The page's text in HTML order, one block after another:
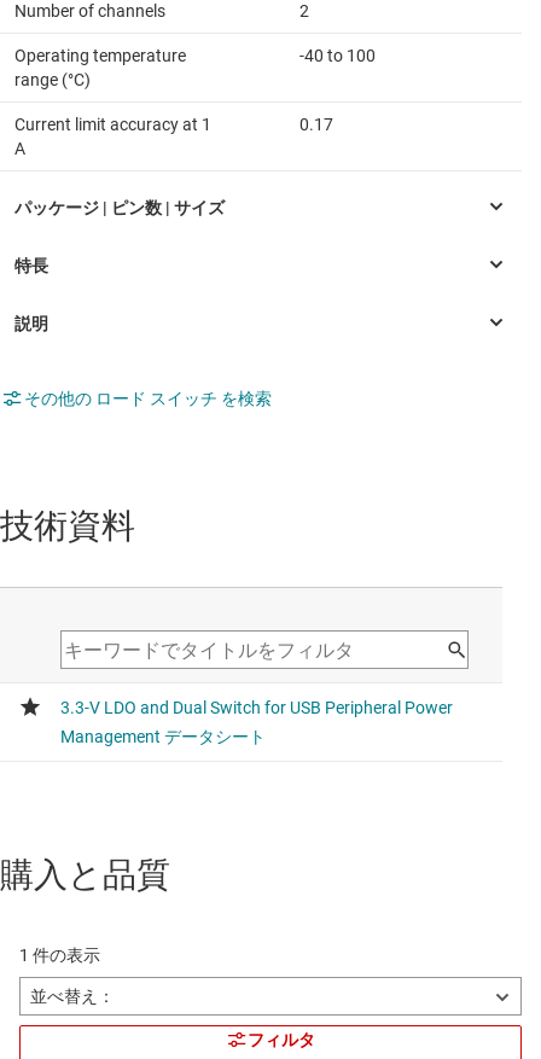
Number of channels 2
Operating temperature
range (°C)
-40 to 100
Current limit accuracy at 1
A
0.17
その他の ロード スイッチ を検索
技術資料
購入と品質